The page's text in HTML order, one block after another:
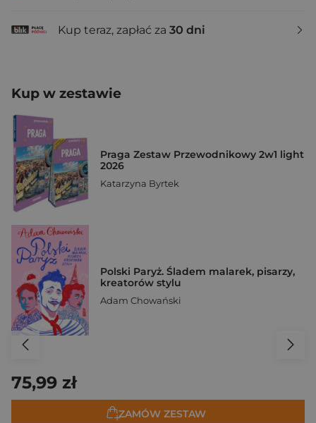
Kup teraz, zapłać za 30 dni
Kup w zestawie
Praga Zestaw Przewodnikowy 2w1 light
2026
Katarzyna Byrtek
Polski Paryż. Śladem malarek, pisarzy,
kreatorów stylu
Adam Chowański
75,99 zł
ZAMÓW ZESTAW